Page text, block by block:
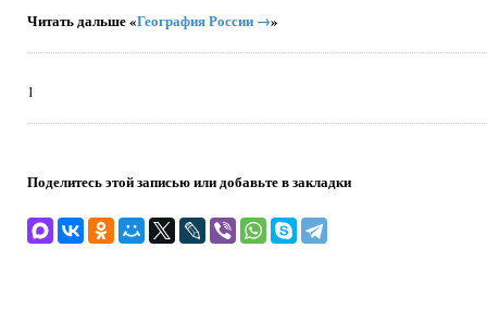
Читать дальше «География России →»
1
Поделитесь этой записью или добавьте в закладки